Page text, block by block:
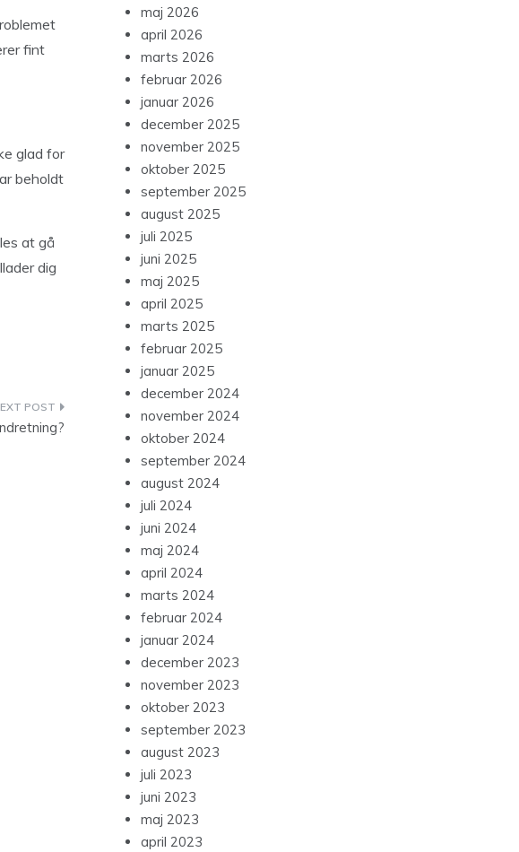
fint
glad for
beholdt
at gå
dig
maj 2026
april 2026
marts 2026
februar 2026
januar 2026
december 2025
november 2025
oktober 2025
september 2025
august 2025
juli 2025
juni 2025
maj 2025
april 2025
marts 2025
februar 2025
januar 2025
december 2024
november 2024
oktober 2024
september 2024
august 2024
juli 2024
juni 2024
maj 2024
april 2024
marts 2024
februar 2024
januar 2024
december 2023
november 2023
oktober 2023
september 2023
august 2023
juli 2023
juni 2023
maj 2023
april 2023